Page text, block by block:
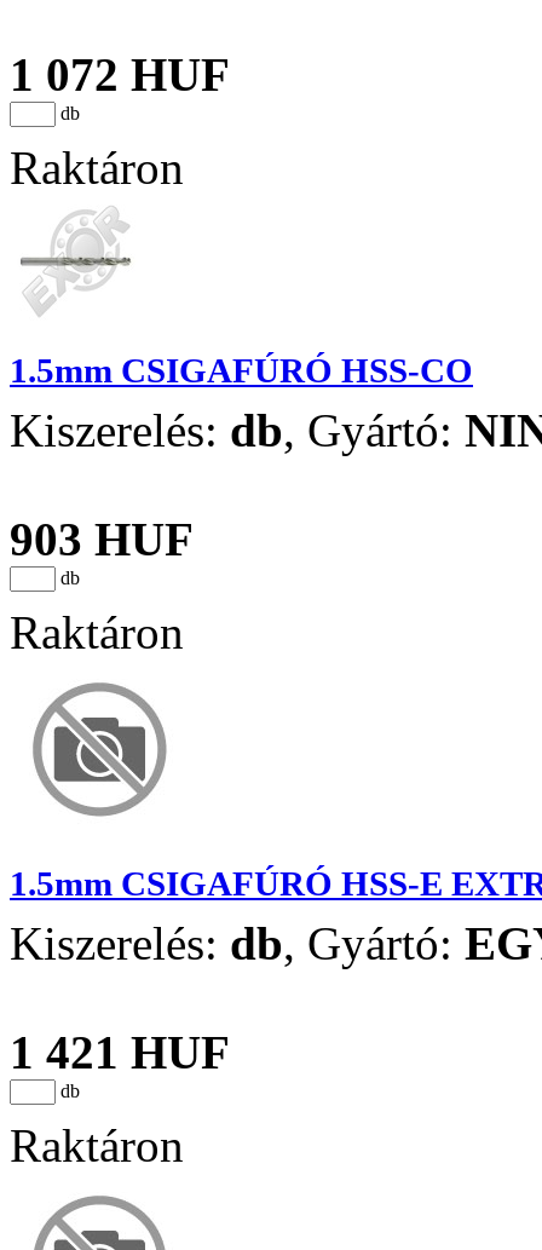
1 072 HUF
db
Raktáron
1.5mm CSIGAFÚRÓ HSS-CO
Kiszerelés: db, Gyártó:
903 HUF
db
Raktáron
1.5mm CSIGAFÚRÓ HSS-E
Kiszerelés: db, Gyártó:
1 421 HUF
db
Raktáron